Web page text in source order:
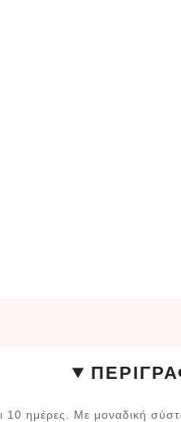
10 ημέρες. Με μοναδική